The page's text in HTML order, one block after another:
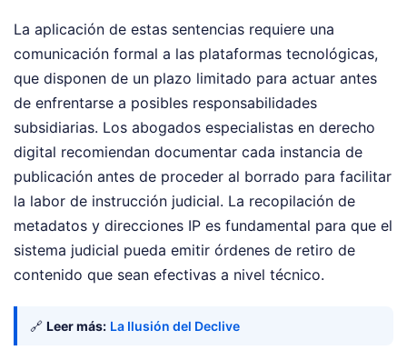
La aplicación de estas sentencias requiere una
comunicación formal a las plataformas tecnológicas,
que disponen de un plazo limitado para actuar antes
de enfrentarse a posibles responsabilidades
subsidiarias. Los abogados especialistas en derecho
digital recomiendan documentar cada instancia de
publicación antes de proceder al borrado para facilitar
la labor de instrucción judicial. La recopilación de
metadatos y direcciones IP es fundamental para que el
sistema judicial pueda emitir órdenes de retiro de
contenido que sean efectivas a nivel técnico.
🔗 Leer más: La Ilusión del Declive